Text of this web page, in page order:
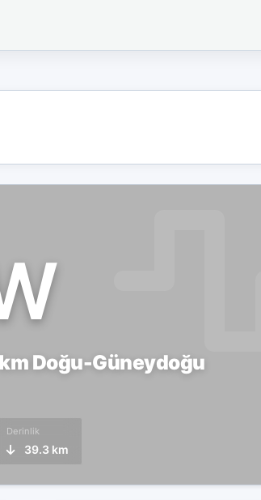
Doğu-Güneydoğu
Derinlik
39.3 km